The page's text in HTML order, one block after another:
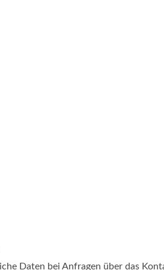
Daten bei Anfragen über das